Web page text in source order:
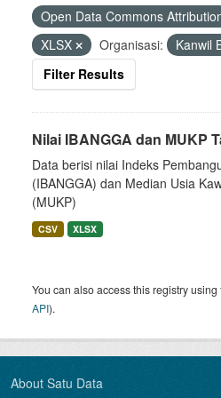
Open Data Commons
XLSX
Organisasi:
Kanwil
Filter Results
Nilai IBANGGA dan MUKP
Data berisi nilai Indeks
(IBANGGA) dan Median Usia
(MUKP)
CSV XLSX
You can also access this registry using
API).
About Satu Data